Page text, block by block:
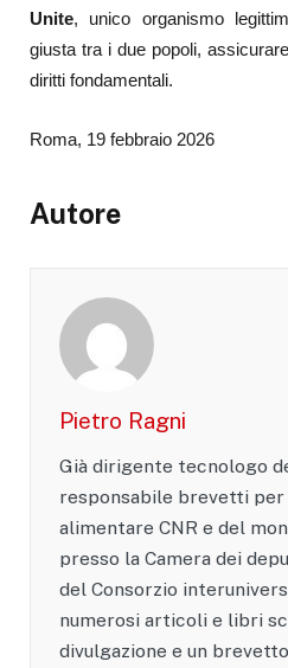
Unite, unico organismo
giusta tra i due popoli,
diritti fondamentali.
Roma, 19 febbraio 2026
Autore
Pietro Ragni
Già dirigente tecnologo
responsabile brevetti per
alimentare CNR e del
presso la Camera dei
del Consorzio
numerosi articoli e libri
divulgazione e un